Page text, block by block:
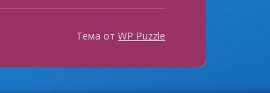
Тема от WP Puzzle